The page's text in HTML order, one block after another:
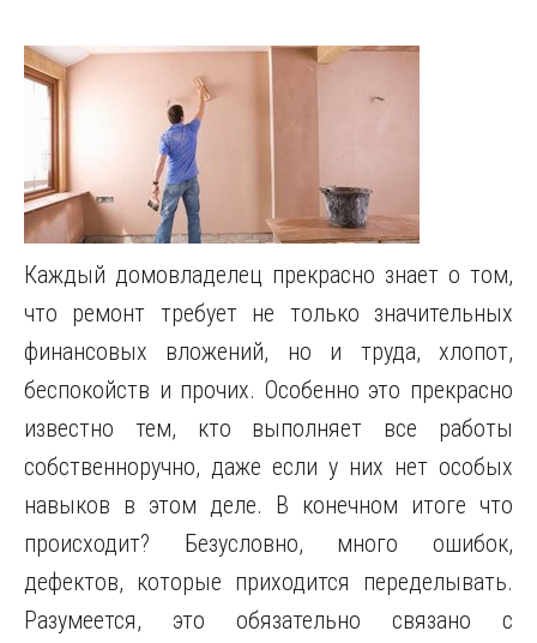
Каждый домовладелец прекрасно знает о том,
что ремонт требует не только значительных
финансовых вложений, но и труда, хлопот,
беспокойств и прочих. Особенно это прекрасно
известно тем, кто выполняет все работы
собственноручно, даже если у них нет особых
навыков в этом деле. В конечном итоге что
происходит? Безусловно, много ошибок,
дефектов, которые приходится переделывать.
Разумеется, это обязательно связано с